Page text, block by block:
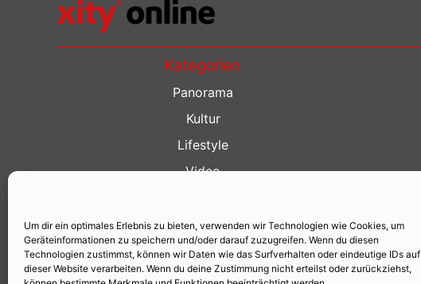
Um dir ein optimales Erlebnis zu bieten, verwenden wir Technologien wie Cookies, um
Geräteinformationen zu speichern und/oder darauf zuzugreifen. Wenn du diesen
Technologien zustimmst, können wir Daten wie das Surfverhalten oder eindeutige IDs auf
dieser Website verarbeiten. Wenn du deine Zustimmung nicht erteilst oder zurückziehst,
Kategorien
Panorama
Kultur
Lifestyle
Video
Kino Guide
Events